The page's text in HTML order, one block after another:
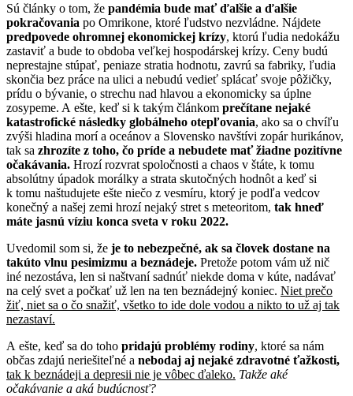
Sú články o tom, že pandémia bude mať ďalšie a ďalšie
pokračovania po Omrikone, ktoré ľudstvo nezvládne. Nájdete
predpovede ohromnej ekonomickej krízy, ktorú ľudia nedokážu
zastaviť a bude to obdoba veľkej hospodárskej krízy. Ceny budú
neprestajne stúpať, peniaze stratia hodnotu, zavrú sa fabriky, ľudia
skončia bez práce na ulici a nebudú vedieť splácať svoje pôžičky,
prídu o bývanie, o strechu nad hlavou a ekonomicky sa úplne
zosypeme. A ešte, keď si k takým článkom prečítane nejaké
katastrofické následky globálneho otepľovania, ako sa o chvíľu
zvýši hladina morí a oceánov a Slovensko navštívi zopár hurikánov,
tak sa zhrozíte z toho, čo príde a nebudete mať žiadne pozitívne
očakávania. Hrozí rozvrat spoločnosti a chaos v štáte, k tomu
absolútny úpadok morálky a strata skutočných hodnôt a keď si
k tomu naštudujete ešte niečo z vesmíru, ktorý je podľa vedcov
konečný a našej zemi hrozí nejaký stret s meteoritom, tak hneď
máte jasnú víziu konca sveta v roku 2022.
Uvedomil som si, že je to nebezpečné, ak sa človek dostane na
takúto vlnu pesimizmu a beznádeje. Pretože potom vám už nič
iné nezostáva, len si naštvaní sadnúť niekde doma v kúte, nadávať
na celý svet a počkať už len na ten beznádejný koniec. Niet prečo
žiť, niet sa o čo snažiť, všetko to ide dole vodou a nikto to už aj tak
nezastaví.
A ešte, keď sa do toho pridajú problémy rodiny, ktoré sa nám
občas zdajú neriešiteľné a nebodaj aj nejaké zdravotné ťažkosti,
tak k beznádeji a depresii nie je vôbec ďaleko. Takže aké
očakávanie a aká budúcnosť?